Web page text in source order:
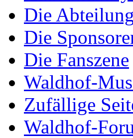
Die
Die
Die Fanszene
Waldhof-
Zufällige
Waldhof-